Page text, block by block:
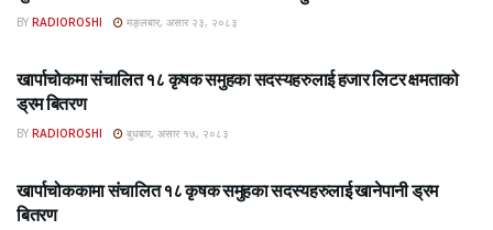
BY RADIOROSHI मङ्लबार, असार २३, २०८३
खार्पाचोकमा संचालित १८ कृषक समुहका सदस्यहरुलाई हजार लिटर क्षमताको
ड्रम बितरण
BY RADIOROSHI बुधबार, असार १७, २०८३
खार्पाचोककामा संचालित १८ कृषक समुहका सदस्यहरुलाई खानेपानी ड्रम
बितरण